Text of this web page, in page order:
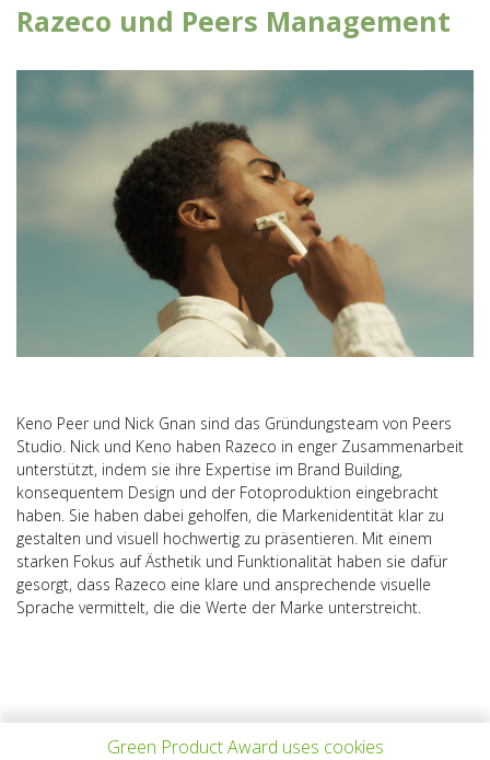
Razeco und Peers Management
Keno Peer und Nick Gnan sind das Gründungsteam von Peers
Studio. Nick und Keno haben Razeco in enger Zusammenarbeit
unterstützt, indem sie ihre Expertise im Brand Building,
konsequentem Design und der Fotoproduktion eingebracht
haben. Sie haben dabei geholfen, die Markenidentität klar zu
gestalten und visuell hochwertig zu präsentieren. Mit einem
starken Fokus auf Ästhetik und Funktionalität haben sie dafür
gesorgt, dass Razeco eine klare und ansprechende visuelle
Sprache vermittelt, die die Werte der Marke unterstreicht.
Green Product Award uses cookies